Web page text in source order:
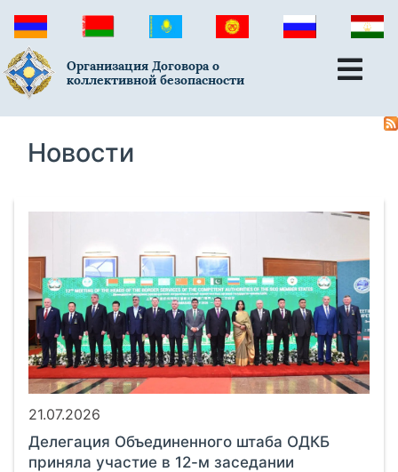
Организация Договора о
коллективной безопасности
Новости
21.07.2026
Делегация Объединенного штаба ОДКБ
приняла участие в 12-м заседании